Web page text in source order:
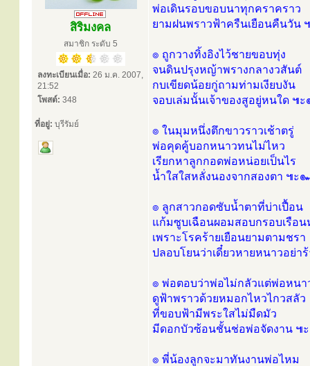
สิริมงคล
สมาชิก ระดับ 5
ลงทะเบียนเมื่อ: 26 ม.ค. 2007,
21:52
โพสต์: 348
ที่อยู่: บุรีรัมย์
พ่อเดินรอบขอบนาทุกคราคราว
ยามฝนพราวฟ้าครืนเยือนคืนวัน
๏ ถูกวางทิ้งอิงไว้ชายขอบทุ่ง
จนดินปรุงหญ้าพรางกลางวสันต์
กบเขียดน้อยกู่ถามท่ามเงียบงัน
จอบเล่มนั้นเจ้าของสูอยู่หนใด ๚
๏ ในมุมหนึ่งตึกขาวราวเช้าตรู่
พ่อคุดคู้บอกหนาวทนไม่ไหว
เรียกหาลูกกอดพ่อหน่อยเป็นไร
น้ำใสใสหลั่งนองจากสองตา ๚ะ
๏ ลูกสาวกอดซับน้ำตาที่บ่าเปื้อน
แก้มซูบเฉือนผอมสอบกรอบเรือน
เพราะโรคร้ายเยือนยามตามชรา
ปลอบโยนว่าเดี๋ยวหายหนาวอย่
๏ พ่อตอบว่าพ่อไม่กลัวแต่พ่อหนา
ดูฟ้าพราวด้วยหมอกไหวไกวสลัว
ที่ขอบฟ้ามีพระใสไม่มืดมัว
มีดอกบัวซ้อนชั้นช่อพ่อจัดงาน
๏ พี่น้องลูกจะมาทันงานพ่อไหม